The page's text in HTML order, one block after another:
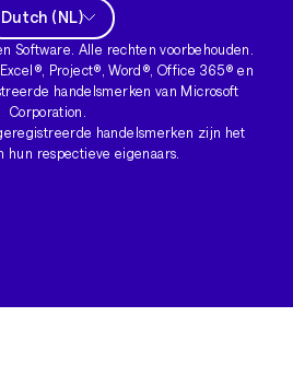
Dutch (NL)
Software. Alle rechten voorbehouden.
Project®, Word®, Office 365® en
handelsmerken van Microsoft
Corporation.
handelsmerken zijn het
hun respectieve eigenaars.